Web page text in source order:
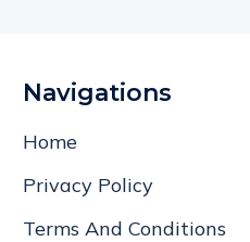
Navigations
Home
Privacy Policy
Terms And Conditions